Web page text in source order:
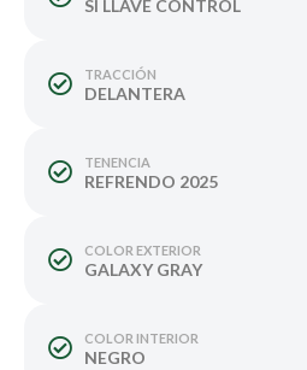
SI LLAVE CONTROL
TRACCIÓN
DELANTERA
TENENCIA
REFRENDO 2025
COLOR EXTERIOR
GALAXY GRAY
COLOR INTERIOR
NEGRO